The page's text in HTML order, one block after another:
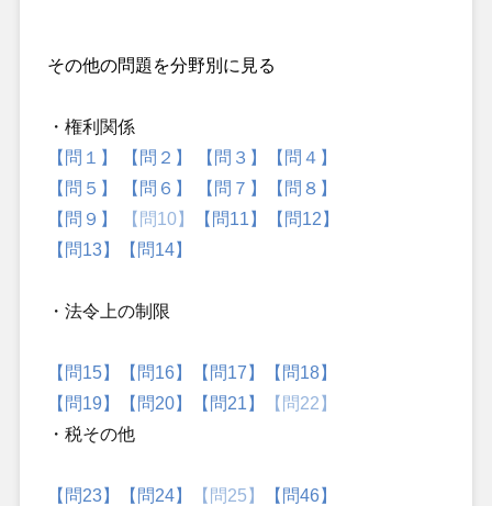
その他の問題を分野別に見る
・権利関係
【問１】
【問２】 【問３】
【問４】
【問５】
【問６】 【問７】
【問８】
【問９】
【問10】 【問11】
【問12】
【問13】
【問14】
・法令上の制限
【問15】 【問16】 【問17】
【問18】
【問19】
【問20】 【問21】
【問22】
・税その他
【問23】 【問24】 【問25】
【問46】